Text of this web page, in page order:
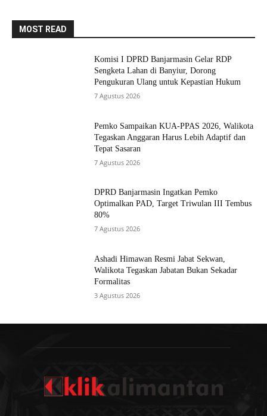
MOST READ
Komisi I DPRD Banjarmasin Gelar RDP
Sengketa Lahan di Banyiur, Dorong
Pengukuran Ulang untuk Kepastian Hukum
7 Agustus 2026
Pemko Sampaikan KUA-PPAS 2026, Walikota
Tegaskan Anggaran Harus Lebih Adaptif dan
Tepat Sasaran
7 Agustus 2026
DPRD Banjarmasin Ingatkan Pemko
Optimalkan PAD, Target Triwulan III Tembus
80%
7 Agustus 2026
Ashadi Himawan Resmi Jabat Sekwan,
Walikota Tegaskan Jabatan Bukan Sekadar
Formalitas
3 Agustus 2026